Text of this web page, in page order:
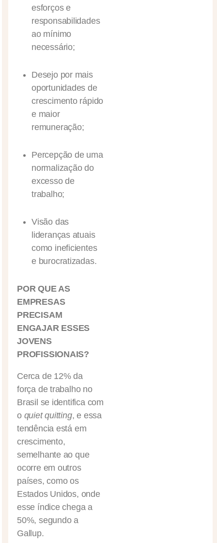
esforços e
responsabilidades
ao mínimo
necessário;
Desejo por mais
oportunidades de
crescimento rápido
e maior
remuneração;
Percepção de uma
normalização do
excesso de
trabalho;
Visão das
lideranças atuais
como ineficientes
e burocratizadas.
POR QUE AS
EMPRESAS
PRECISAM
ENGAJAR ESSES
JOVENS
PROFISSIONAIS?
Cerca de 12% da
força de trabalho no
Brasil se identifica com
o quiet quitting, e essa
tendência está em
crescimento,
semelhante ao que
ocorre em outros
países, como os
Estados Unidos, onde
esse índice chega a
50%, segundo a
Gallup.